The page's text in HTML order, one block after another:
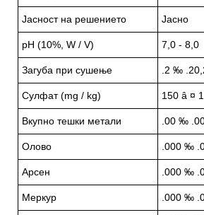
Јасност на решението Јасно
pH (10%, W / V) 7,0 - 8,0
Загуба при сушење .2 ‰
Сулфат (mg / kg) 150 â ¤
Вкупно тешки метали .00 ‰
Олово .000 ‰
Арсен .000 ‰
Меркур .000 ‰